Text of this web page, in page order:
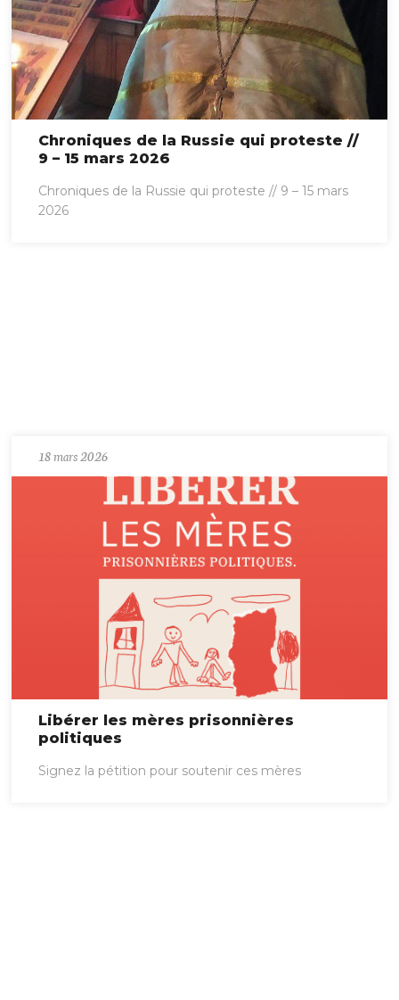
Chroniques de la Russie qui proteste //
9 – 15 mars 2026
Chroniques de la Russie qui proteste // 9 – 15 mars
2026
18 mars 2026
Libérer les mères prisonnières
politiques
Signez la pétition pour soutenir ces mères